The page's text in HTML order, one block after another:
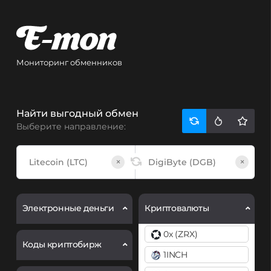
Мониторинг обменников
Найти выгодный обмен
Выберите направление:
× ×
Электронные деньги
Коды криптобирж
Криптовалюты
0x (ZRX)
1INCH